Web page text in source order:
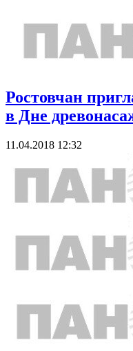
Ростовчан
в Дне
11.04.2018 12:32